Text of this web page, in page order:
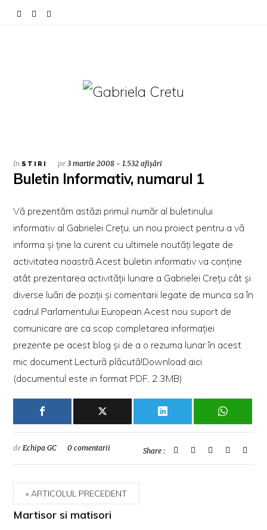
In STIRI pe 3 martie 2008 - 1.532 afișări
Buletin Informativ, numarul 1
Vă prezentăm astăzi primul număr al buletinului
informativ al Gabrielei Creţu, un nou proiect pentru a vă
informa şi ţine la curent cu ultimele noutăţi legate de
activitatea noastră.Acest buletin informativ va conţine
atât prezentarea activităţii lunare a Gabrielei Creţu cât şi
diverse luări de poziţii şi comentarii legate de munca sa în
cadrul Parlamentului European.Acest nou suport de
comunicare are ca scop completarea informaţiei
prezente pe acest blog şi de a o rezuma lunar în acest
mic document.Lectură plăcută!Download aici
(documentul este in format PDF, 2.3MB)
de Echipa GC 0 comentarii Share :
ARTICOLUL PRECEDENT
Martisor si matisori